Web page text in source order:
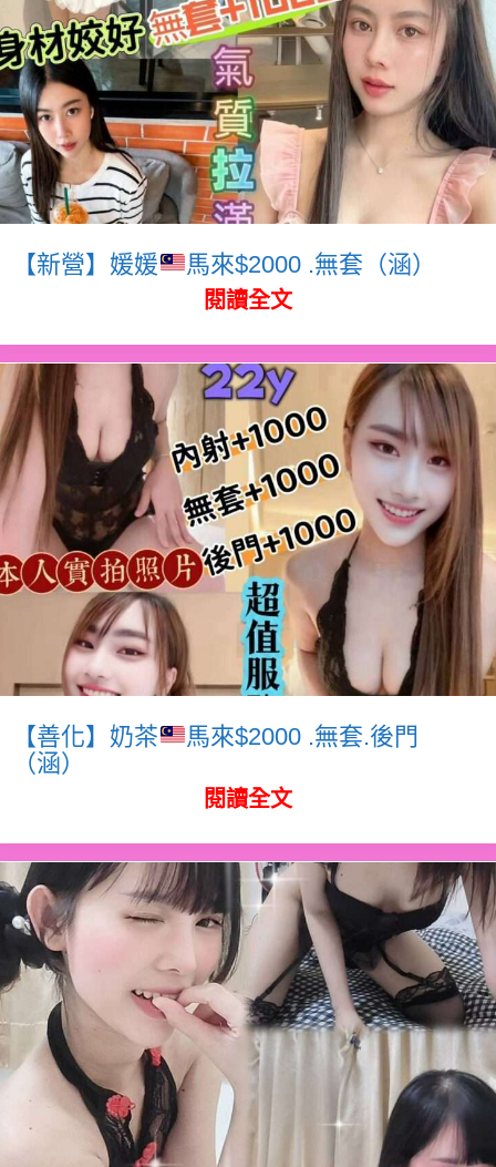
【新營】媛媛 馬來$2000 .無套（涵）
閱讀全文
【善化】奶茶
馬來$2000 .無套.後門
（涵）
閱讀全文